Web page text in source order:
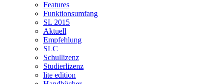
Features
Funktionsumfang
SL 2015
Aktuell
Empfehlung
SLC
Schullizenz
Studierlizenz
lite edition